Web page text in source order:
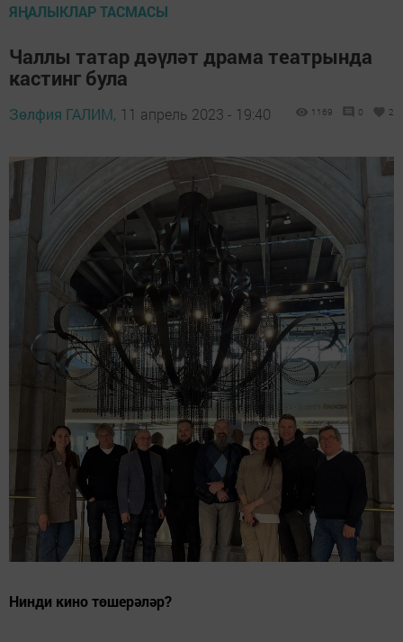
ЯҢАЛЫКЛАР ТАСМАСЫ
Чаллы татар дәүләт драма театрында
кастинг була
Зөлфия ГАЛИМ, 11 апрель 2023 - 19:40 1169 0 2
Нинди кино төшерәләр?